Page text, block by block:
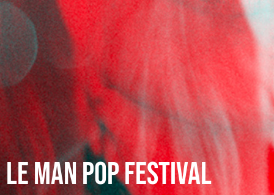
LE MAN POP FESTIVAL